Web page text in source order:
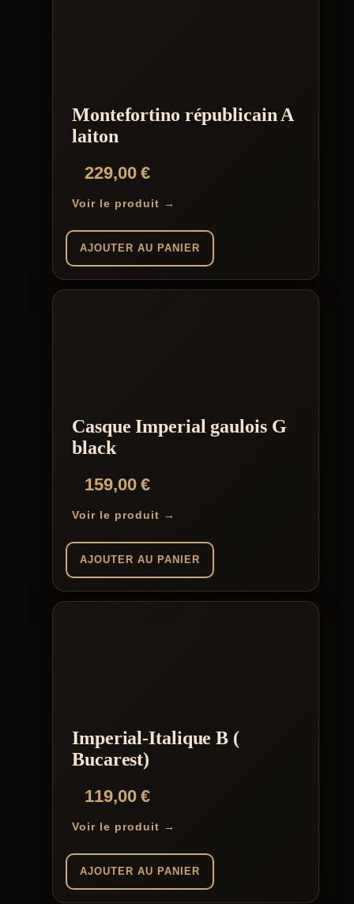
Montefortino républicain A
laiton
229,00€
Voir le produit →
AJOUTER AU PANIER
Casque Imperial gaulois G
black
159,00€
Voir le produit →
AJOUTER AU PANIER
Imperial-Italique B (
Bucarest)
119,00€
Voir le produit →
AJOUTER AU PANIER